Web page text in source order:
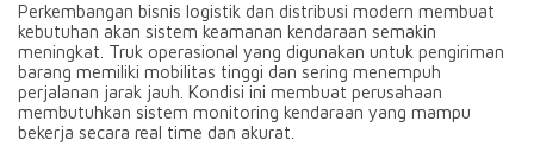
Perkembangan bisnis logistik dan distribusi modern membuat
kebutuhan akan sistem keamanan kendaraan semakin
meningkat. Truk operasional yang digunakan untuk pengiriman
barang memiliki mobilitas tinggi dan sering menempuh
perjalanan jarak jauh. Kondisi ini membuat perusahaan
membutuhkan sistem monitoring kendaraan yang mampu
bekerja secara real time dan akurat.